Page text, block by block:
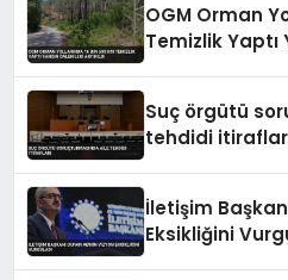
OGM Orman
Temizlik Yaptı
Suç örgütü
tehdidi
İletişim
Eksikliğini